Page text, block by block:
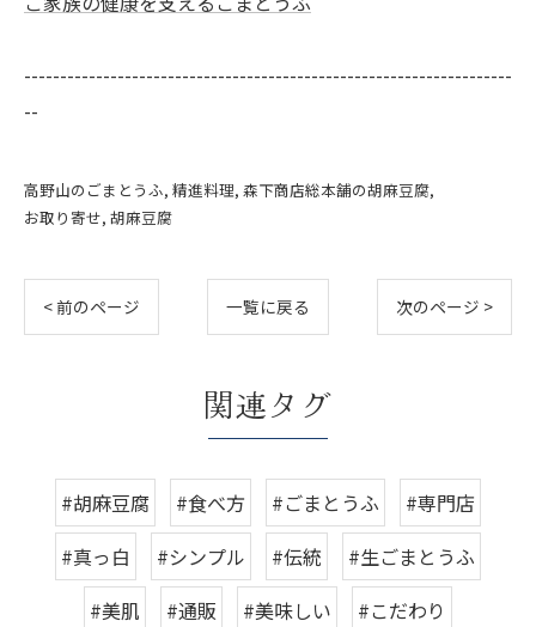
--------------------------------------------------------------------
--
高野山のごまとうふ 精進料理 森下商店総本舗の胡麻豆腐
お取り寄せ 胡麻豆腐
< 前のページ 一覧に戻る 次のページ >
関連タグ
#胡麻豆腐 #食べ方 #ごまとうふ
#専門店
#真っ白
#シンプル #伝統
#生ごまとうふ
#美肌
#通販 #美味しい
#こだわり